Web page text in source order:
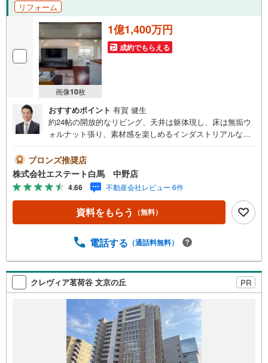
リフォーム
画像10枚
1億1,400万円
成約でもらえる
おすすめポイント 有賀 健生
約24帖の開放的なリビング、天井は躯体現し、床は無垢ウ
ォルナット張り、素材感を楽しめるインダストリアルな空
地を見学する（白いボタン）」からエントリーしてくださ
い。＜エステート白馬が選ばれる4つのポイント＞1.提携F
Pへの無料個別相談サービス社外の中立的なファイナンシ
ャルプランナーと無料相談できます。ローン返済計画以外
にも保険や教育資金、老後資金など、ライフプラン作成も
無料でご利用頂けます。2.自社グループでリフォーム、新
ムや注文建築についてもご提案させて頂きます。3.年中無
お電話でのお問合わせがスムーズです。4.非接触でのご見
学・お打ち合わせも可能ですWEB会議システム等を活用し
た、非接触でのお打ち合わせ、「ITを活用した重要事項説
明」による非接触での契約手続きも可能です。
ブロンズ推奨店
株式会社エステート白馬 中野店
4.66 不動産会社レビュー 6件
資料をもらう （無料）
電話する （通話料無料）
クレヴィア茗荷谷 文京の丘 PR